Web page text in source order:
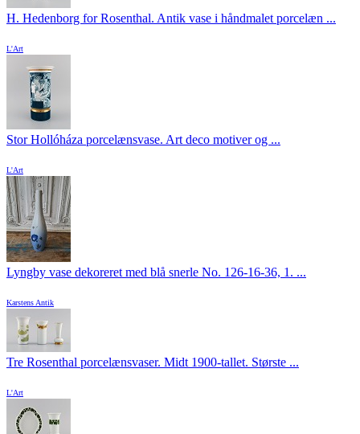
H. Hedenborg for Rosenthal. Antik vase i håndmalet porcelæn ...
L'Art
Stor Hollóháza porcelænsvase. Art deco motiver og ...
L'Art
Lyngby vase dekoreret med blå snerle No. 126-16-36, 1. ...
Karstens Antik
Tre Rosenthal porcelænsvaser. Midt 1900-tallet. Største ...
L'Art